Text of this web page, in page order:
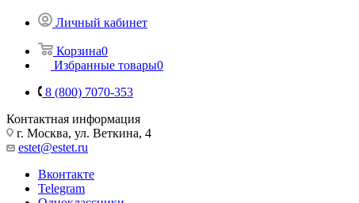
Личный кабинет
Корзина0
Избранные товары0
8 (800) 7070-353
Контактная информация
г. Москва, ул. Веткина, 4
estet@estet.ru
Вконтакте
Telegram